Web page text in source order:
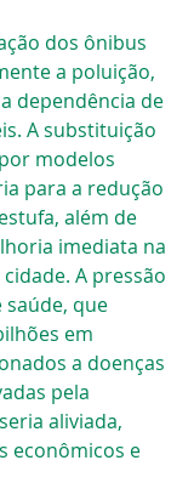
dos ônibus
a poluição,
dependência de
A substituição
modelos
para a redução
além de
imediata na
A pressão
que
em
a doenças
pela
aliviada,
econômicos e